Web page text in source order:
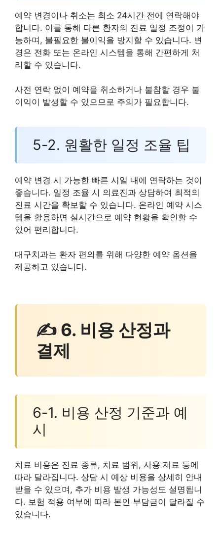
예약 변경이나 취소는 최소 24시간 전에 연락해야
합니다. 이를 통해 다른 환자의 진료 일정 조정이 가
능하며, 불필요한 불이익을 방지할 수 있습니다. 변
경은 전화 또는 온라인 시스템을 통해 간편하게 처
리할 수 있습니다.
사전 연락 없이 예약을 취소하거나 불참할 경우 불
이익이 발생할 수 있으므로 주의가 필요합니다.
5-2. 원활한 일정 조율 팁
예약 변경 시 가능한 빠른 시일 내에 연락하는 것이
좋습니다. 일정 조율 시 의료진과 상담하여 최적의
진료 시간을 확보할 수 있습니다. 온라인 예약 시스
템을 활용하면 실시간으로 예약 현황을 확인할 수
있어 편리합니다.
대구치과는 환자 편의를 위해 다양한 예약 옵션을
제공하고 있습니다.
✍ 6. 비용 산정과
결제
6-1. 비용 산정 기준과 예
시
치료 비용은 진료 종류, 치료 범위, 사용 재료 등에
따라 달라집니다. 상담 시 예상 비용을 상세히 안내
받을 수 있으며, 추가 비용 발생 가능성도 설명됩니
다. 보험 적용 여부에 따라 본인 부담금이 달라질 수
있습니다.